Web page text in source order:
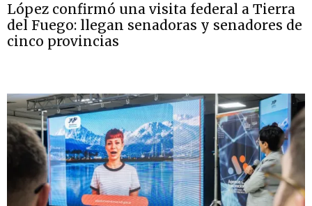
López confirmó una visita federal a Tierra
del Fuego: llegan senadoras y senadores de
cinco provincias